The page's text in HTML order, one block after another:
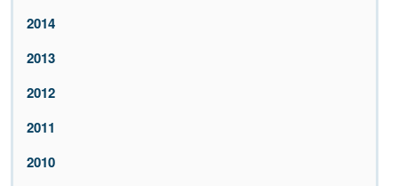
2014
2013
2012
2011
2010